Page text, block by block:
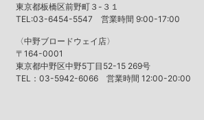
東京都板橋区前野町３-３１
TEL:03-6454-5547 営業時間 9:00-17:00
〈中野ブロードウェイ店〉
〒164-0001
東京都中野区中野5丁目52-15 269号
TEL：03-5942-6066 営業時間 12:00-20:00